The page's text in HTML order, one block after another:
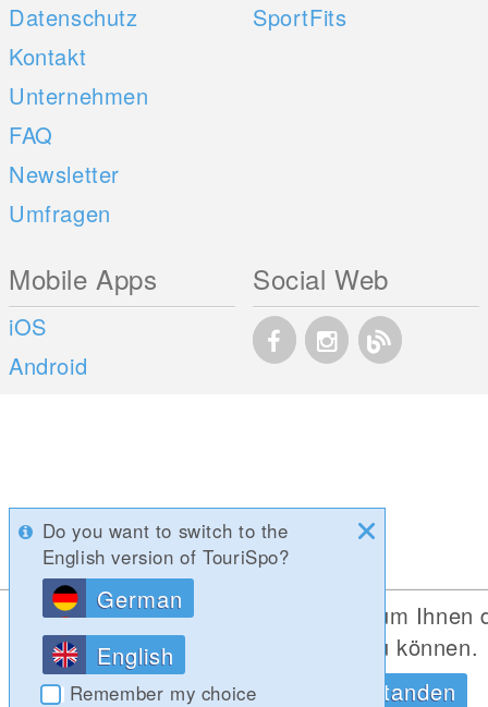
Datenschutz
Kontakt
Unternehmen
FAQ
Newsletter
Umfragen
SportFits
Mobile Apps
iOS
Android
Social Web
Do you want to switch to the
English version of TouriSpo?
German
English
Remember my choice
Diese Website verwendet Cookies, um Ihnen
bestmögliche Funktionalität bieten zu können.
Datenschutzrichtlinien
OK, Verstanden